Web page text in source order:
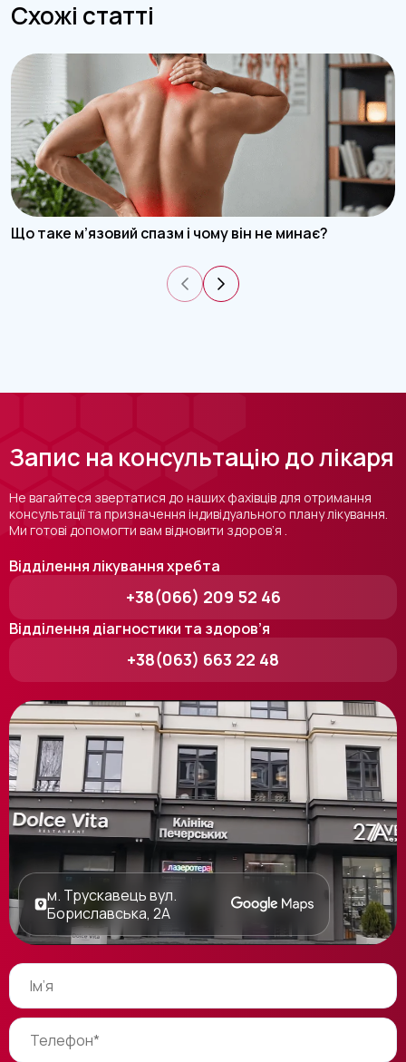
Схожі статті
Що таке м’язовий спазм і чому він не минає?
Запис на консультацію до лікаря
Не вагайтеся звертатися до наших фахівців для отримання
консультації та призначення індивідуального плану лікування.
Ми готові допомогти вам відновити здоров’я .
Відділення лікування хребта
+38(066) 209 52 46
Відділення діагностики та здоров’я
+38(063) 663 22 48
м. Трускавець вул.
Бориславська, 2А